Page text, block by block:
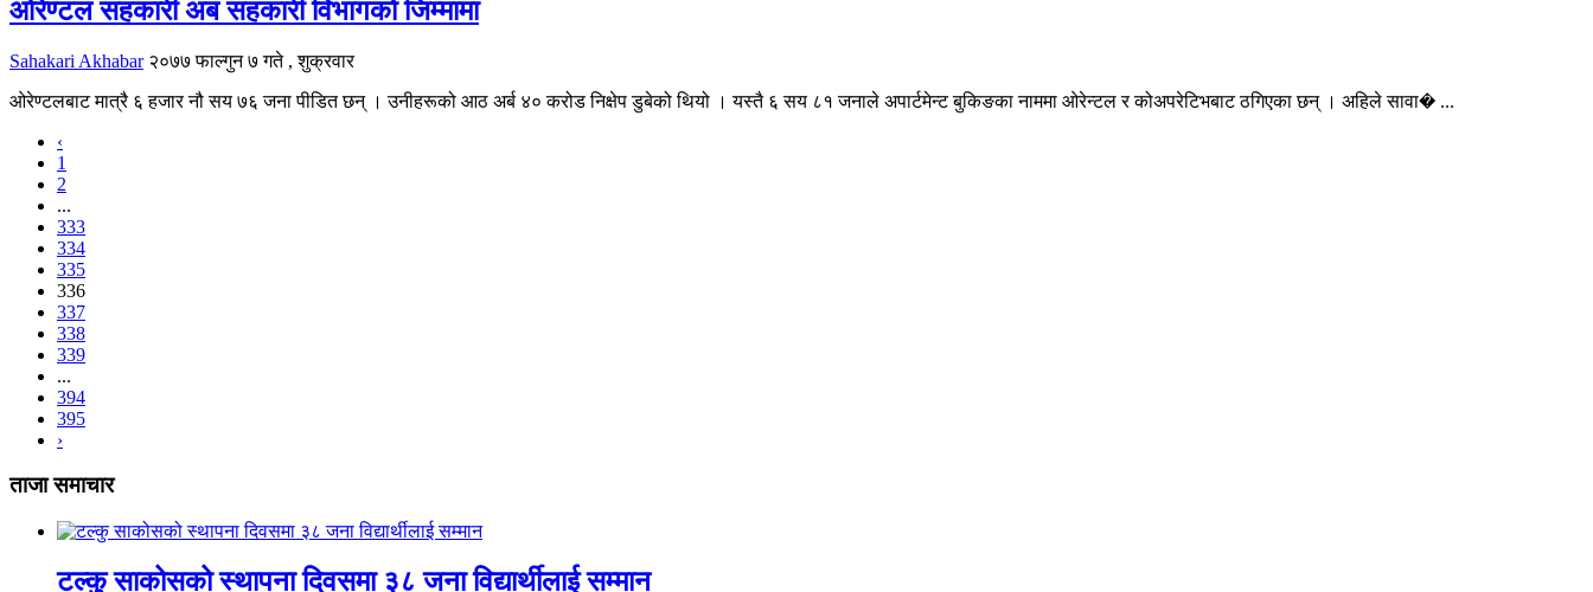
ओरेण्टल सहकारी अब सहकारी विभागको जिम्मामा
Sahakari Akhabar २०७७ फाल्गुन ७ गते , शुक्रवार
ओरेण्टलबाट मात्रै ६ हजार नौ सय ७६ जना पीडित छन् । उनीहरूको आठ अर्ब ४० करोड निक्षेप डुबेको थियो । यस्तै ६ सय ८१ जनाले अपार्टमेन्ट बुकिङका नाममा ओरेन्टल र कोअपरेटिभबाट ठगिएका छन् । अहिले सावा� ...
‹
1
2
...
333
334
335
336
337
338
339
...
394
395
›
ताजा समाचार
टल्कु साकोसको स्थापना दिवसमा ३८ जना विद्यार्थीलाई सम्मान